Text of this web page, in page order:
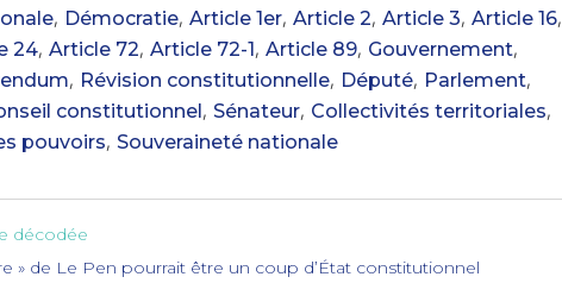
, Démocratie, Article 1er, Article 2, Article 3, Article 16,
24, Article 72, Article 72-1, Article 89, Gouvernement,
, Révision constitutionnelle, Député, Parlement,
constitutionnel, Sénateur, Collectivités territoriales,
pouvoirs, Souveraineté nationale
décodée
» de Le Pen pourrait être un coup d’État constitutionnel